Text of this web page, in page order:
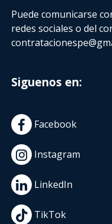
Puede comunicarse
redes sociales o del
Siguenos en:
Facebook
Instagram
LinkedIn
TikTok